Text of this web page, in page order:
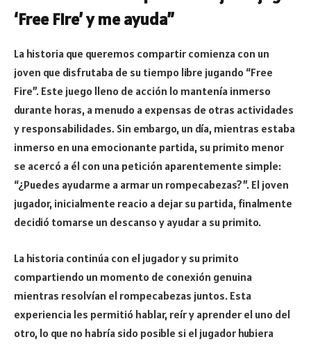
‘Free Fire’ y me ayuda”
La historia que queremos compartir comienza con un
joven que disfrutaba de su tiempo libre jugando “Free
Fire”. Este juego lleno de acción lo mantenía inmerso
durante horas, a menudo a expensas de otras actividades
y responsabilidades. Sin embargo, un día, mientras estaba
inmerso en una emocionante partida, su primito menor
se acercó a él con una petición aparentemente simple:
“¿Puedes ayudarme a armar un rompecabezas?”. El joven
jugador, inicialmente reacio a dejar su partida, finalmente
decidió tomarse un descanso y ayudar a su primito.
La historia continúa con el jugador y su primito
compartiendo un momento de conexión genuina
mientras resolvían el rompecabezas juntos. Esta
experiencia les permitió hablar, reír y aprender el uno del
otro, lo que no habría sido posible si el jugador hubiera